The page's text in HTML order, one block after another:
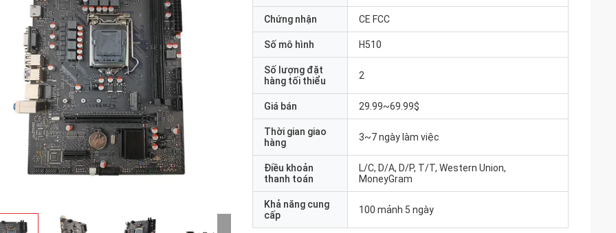
Chứng nhận CE FCC
Số mô hình H510
Số lượng đặt
hàng tối thiểu
2
Giá bán 29.99~69.99$
Thời gian giao
hàng
3~7 ngày làm việc
Điều khoản
thanh toán
L/C, D/A, D/P, T/T, Western Union,
MoneyGram
Khả năng cung
cấp
100 mảnh 5 ngày